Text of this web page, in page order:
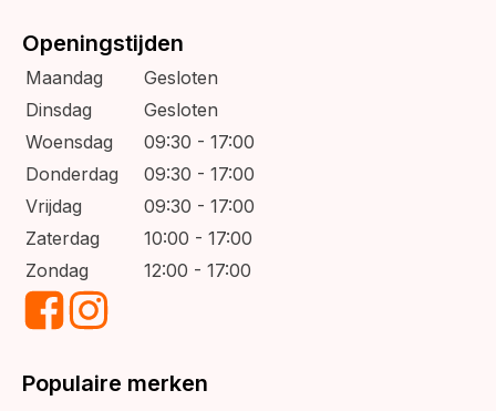
Openingstijden
Maandag
Gesloten
Dinsdag
Gesloten
Woensdag
09:30 - 17:00
Donderdag
09:30 - 17:00
Vrijdag
09:30 - 17:00
Zaterdag
10:00 - 17:00
Zondag
12:00 - 17:00
Populaire merken